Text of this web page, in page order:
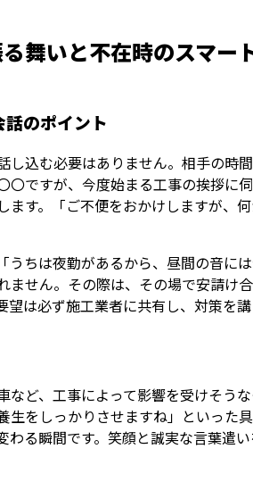
舞いと不在時のスマー
のポイント
し込む必要はありません。相手の時
〇ですが、今度始まる工事の挨拶に
ます。「ご不便をおかけしますが、
うちは夜勤があるから、昼間の音に
ません。その際は、その場で安請け
望は必ず施工業者に共有し、対策を
など、工事によって影響を受けそう
生をしっかりさせますね」といった
わる瞬間です。笑顔と誠実な言葉遣